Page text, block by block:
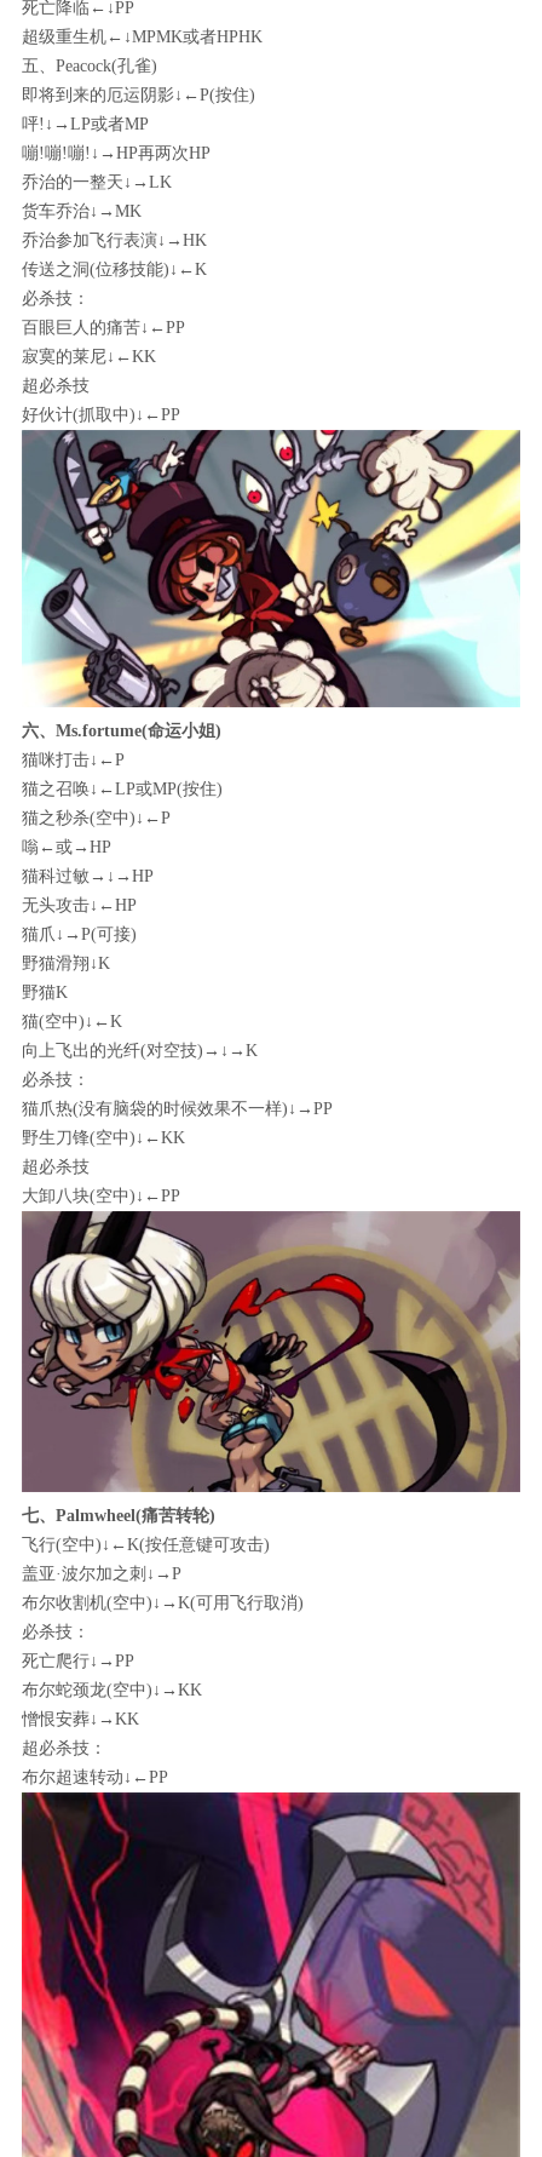
死亡降临←↓PP
超级重生机←↓MPMK或者HPHK
五、Peacock(孔雀)
即将到来的厄运阴影↓←P(按住)
呯!↓→LP或者MP
嘣!嘣!嘣!↓→HP再两次HP
乔治的一整天↓→LK
货车乔治↓→MK
乔治参加飞行表演↓→HK
传送之洞(位移技能)↓←K
必杀技：
百眼巨人的痛苦↓←PP
寂寞的莱尼↓←KK
超必杀技
好伙计(抓取中)↓←PP
六、Ms.fortume(命运小姐)
猫咪打击↓←P
猫之召唤↓←LP或MP(按住)
猫之秒杀(空中)↓←P
嗡←或→HP
猫科过敏→↓→HP
无头攻击↓←HP
猫爪↓→P(可接)
野猫滑翔↓K
野猫K
猫(空中)↓←K
向上飞出的光纤(对空技)→↓→K
必杀技：
猫爪热(没有脑袋的时候效果不一样)↓→PP
野生刀锋(空中)↓←KK
超必杀技
大卸八块(空中)↓←PP
七、Palmwheel(痛苦转轮)
飞行(空中)↓←K(按任意键可攻击)
盖亚·波尔加之刺↓→P
布尔收割机(空中)↓→K(可用飞行取消)
必杀技：
死亡爬行↓→PP
布尔蛇颈龙(空中)↓→KK
憎恨安葬↓→KK
超必杀技：
布尔超速转动↓←PP